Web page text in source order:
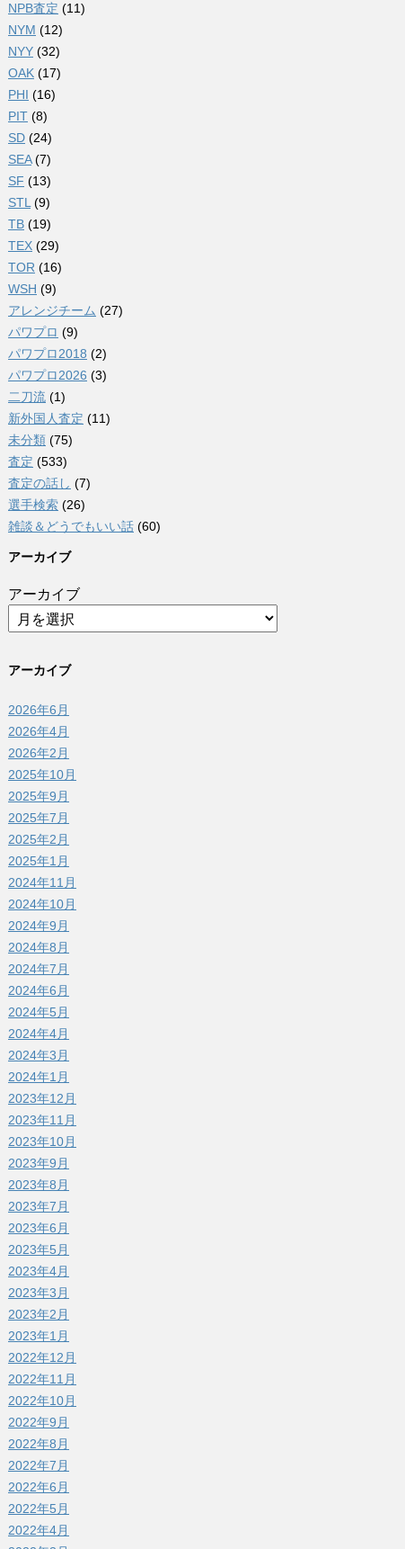
NPB査定 (11)
NYM (12)
NYY (32)
OAK (17)
PHI (16)
PIT (8)
SD (24)
SEA(7)
SF (13)
STL (9)
TB (19)
TEX (29)
TOR (16)
WSH (9)
アレンジチーム (27)
パワプロ (9)
パワプロ2018 (2)
パワプロ2026 (3)
二刀流 (1)
新外国人査定 (11)
未分類 (75)
査定 (533)
査定の話し (7)
選手検索 (26)
雑談＆どうでもいい話 (60)
アーカイブ
アーカイブ
アーカイブ
2026年6月
2026年4月
2026年2月
2025年10月
2025年9月
2025年7月
2025年2月
2025年1月
2024年11月
2024年10月
2024年9月
2024年8月
2024年7月
2024年6月
2024年5月
2024年4月
2024年3月
2024年1月
2023年12月
2023年11月
2023年10月
2023年9月
2023年8月
2023年7月
2023年6月
2023年5月
2023年4月
2023年3月
2023年2月
2023年1月
2022年12月
2022年11月
2022年10月
2022年9月
2022年8月
2022年7月
2022年6月
2022年5月
2022年4月